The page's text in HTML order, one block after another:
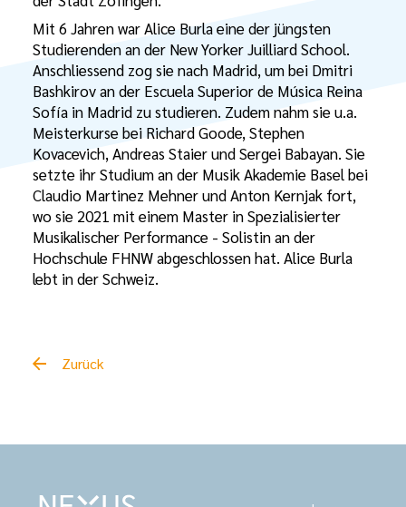
Mit 6 Jahren war Alice Burla eine der jüngsten
Studierenden an der New Yorker Juilliard School.
Anschliessend zog sie nach Madrid, um bei Dmitri
Bashkirov an der Escuela Superior de Música Reina
Sofía in Madrid zu studieren. Zudem nahm sie u.a.
Meisterkurse bei Richard Goode, Stephen
Kovacevich, Andreas Staier und Sergei Babayan. Sie
setzte ihr Studium an der Musik Akademie Basel bei
Claudio Martinez Mehner und Anton Kernjak fort,
wo sie 2021 mit einem Master in Spezialisierter
Musikalischer Performance - Solistin an der
Hochschule FHNW abgeschlossen hat. Alice Burla
lebt in der Schweiz.
Zurück